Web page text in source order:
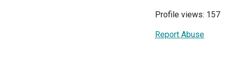
Profile views: 157
Report Abuse